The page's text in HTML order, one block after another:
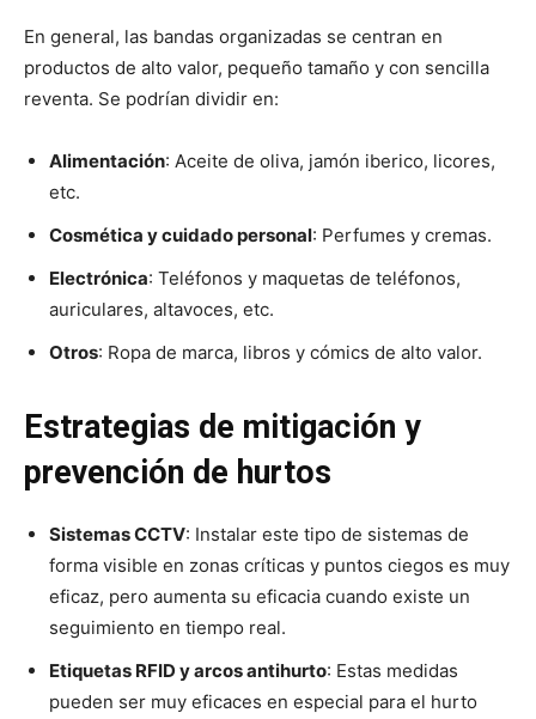
En general, las bandas organizadas se centran en
productos de alto valor, pequeño tamaño y con sencilla
reventa. Se podrían dividir en:
Alimentación: Aceite de oliva, jamón iberico, licores,
etc.
Cosmética y cuidado personal: Perfumes y cremas.
Electrónica: Teléfonos y maquetas de teléfonos,
auriculares, altavoces, etc.
Otros: Ropa de marca, libros y cómics de alto valor.
Estrategias de mitigación y
prevención de hurtos
Sistemas CCTV: Instalar este tipo de sistemas de
forma visible en zonas críticas y puntos ciegos es muy
eficaz, pero aumenta su eficacia cuando existe un
seguimiento en tiempo real.
Etiquetas RFID y arcos antihurto: Estas medidas
pueden ser muy eficaces en especial para el hurto